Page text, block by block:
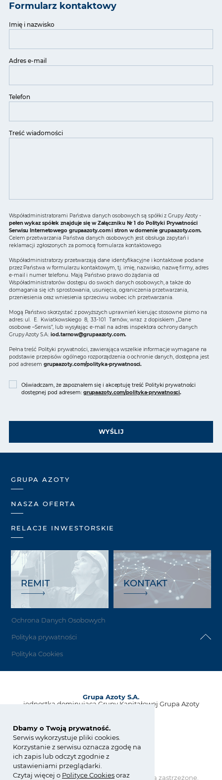
Dbamy o Twoją prywatność.
Serwis wykorzystuje pliki cookies.
Korzystanie z serwisu oznacza zgodę na
ich zapis lub odczyt zgodnie z
ustawieniami przeglądarki.
Czytaj więcej o PolityceCookiesoraz
Formularz kontaktowy
Imię i nazwisko
Adres e-mail
Telefon
Treść wiadomości
Współadministratorami Państwa danych osobowych są spółki z Grupy Azoty -
pełen wykaz spółek znajduje się w Załączniku Nr 1 do Polityki Prywatności
Serwisu Internetowego grupaazoty.com i stron w domenie grupaazoty.com.
Celem przetwarzania Państwa danych osobowych jest obsługa zapytań i
reklamacji zgłoszonych za pomocą formularza kontaktowego.
Współadministratorzy przetwarzają dane identyfikacyjne i kontaktowe podane
przez Państwa w formularzu kontaktowym, tj. imię, nazwisko, nazwę firmy, adres
e-mail i numer telefonu. Mają Państwo prawo do żądania od
Współadministratorów dostępu do swoich danych osobowych, a także do
domagania się ich sprostowania, usunięcia, ograniczenia przetwarzania,
przeniesienia oraz wniesienia sprzeciwu wobec ich przetwarzania.
Mogą Państwo skorzystać z powyższych uprawnień kierując stosowne pismo na
adres: ul. E. Kwiatkowskiego 8, 33-101 Tarnów, wraz z dopiskiem „Dane
osobowe –Serwis”, lub wysyłając e-mail na adres inspektora ochrony danych
Grupy Azoty S.A.:iod.tarnow@grupaazoty.com.
Pełna treść Polityki prywatności, zawierająca wszelkie informacje wymagane na
podstawie przepisów ogólnego rozporządzenia o ochronie danych, dostępna jest
pod adresem grupaazoty.com/polityka-prywatnosci.
Oświadczam, że zapoznałem się i akceptuję treść Polityki prywatności
dostępnej pod adresem: grupaazoty.com/polityka-prywatnosci.
WYŚLIJ
GRUPA AZOTY
NASZA OFERTA
RELACJE INWESTORSKIE
REMIT KONTAKT
Ochrona Danych Osobowych
Polityka prywatności
Polityka Cookies
Grupa Azoty S.A.
jednostka dominująca Grupy Kapitałowej Grupa Azoty
33-101 Tarnów, Polska
tel.:+48 14 637 37 37
fax: +48 14 633 07 18
kontakt@grupaazoty.com
Copyright © Grupa Azoty. Wszelkie prawa zastrzeżone.